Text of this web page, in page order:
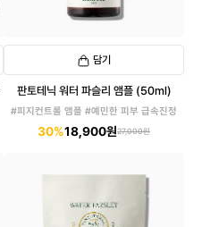
담기
판토테닉 워터 파슬리 앰플 (50ml)
#피지컨트롤 앰플 #예민한 피부 급속진정
30%18,900원27,000원